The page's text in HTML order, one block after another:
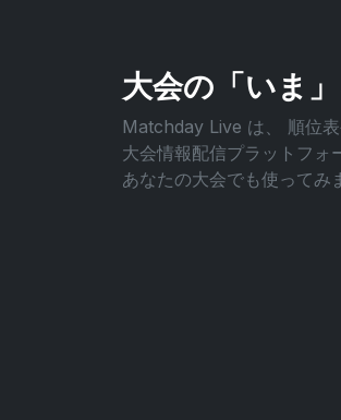
大会の「いま」
Matchday Live は、 順位
大会情報配信プラットフォ
あなたの大会でも使ってみ